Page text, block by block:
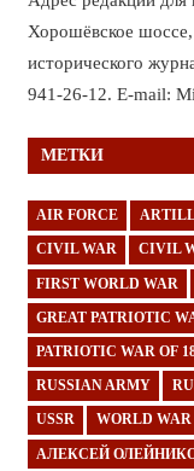
Хорошёвское
исторического
941-26-12. E-mail:
МЕТКИ
AIR FORCE
CIVIL WAR CIVIL
FIRST WORLD WAR
GREAT PATRIOTIC
PATRIOTIC WAR OF
RUSSIAN ARMY
USSR WORLD
АЛЕКСЕЙ